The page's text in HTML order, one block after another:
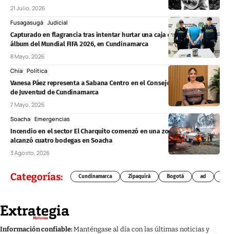
21 Julio, 2026
Fusagasugá Judicial
Capturado en flagrancia tras intentar hurtar una caja de láminas del
álbum del Mundial FIFA 2026, en Cundinamarca
8 Mayo, 2026
Chía Política
Vanesa Páez representa a Sabana Centro en el Consejo Departamental
de Juventud de Cundinamarca
7 Mayo, 2026
Soacha Emergencias
Incendio en el sector El Charquito comenzó en una zona forestal y
alcanzó cuatro bodegas en Soacha
3 Agosto, 2026
Categorías: Cundinamarca Zipaquirá Bogotá ad
Información confiable:Manténgase al día con las últimas noticias y